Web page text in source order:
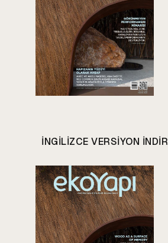
INGILIZCE VERSIYON INDIR